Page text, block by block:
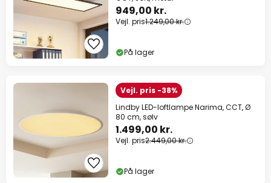
949,00 kr.
Vejl. pris1.249,00 kr.
På lager
Vejl. pris -38%
Lindby LED-loftlampe Narima, CCT, Ø
80 cm, sølv
1.499,00 kr.
Vejl. pris2.449,00 kr.
På lager